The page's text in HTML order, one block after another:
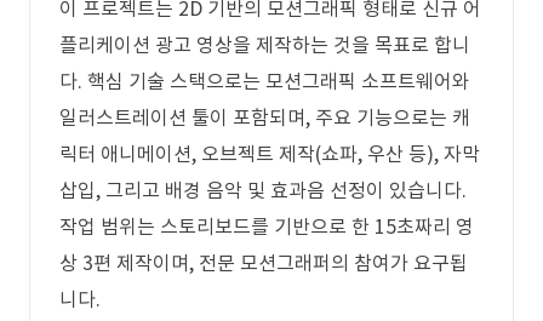
이 프로젝트는 2D 기반의 모션그래픽 형태로 신규 어
플리케이션 광고 영상을 제작하는 것을 목표로 합니
다. 핵심 기술 스택으로는 모션그래픽 소프트웨어와
일러스트레이션 툴이 포함되며, 주요 기능으로는 캐
릭터 애니메이션, 오브젝트 제작(쇼파, 우산 등), 자막
삽입, 그리고 배경 음악 및 효과음 선정이 있습니다.
작업 범위는 스토리보드를 기반으로 한 15초짜리 영
상 3편 제작이며, 전문 모션그래퍼의 참여가 요구됩
니다.